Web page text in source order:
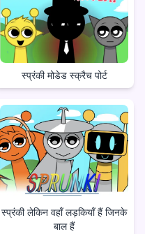
स्प्रंकी मोडेड स्क्रैच पोर्ट
स्प्रंकी लेकिन वहाँ लड़कियाँ हैं जिनके
बाल हैं